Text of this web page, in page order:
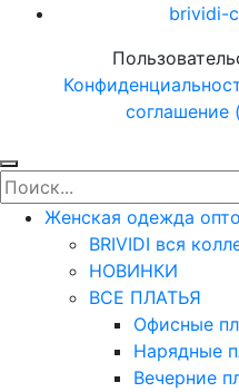
brividi-
соглашение
Женская одежда
BRIVIDI вся
НОВИНКИ
ВСЕ ПЛАТЬЯ
Офисные
Нарядные
Вечерние